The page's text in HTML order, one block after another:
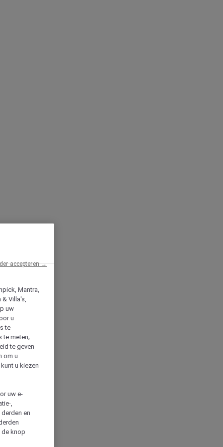
Mantra,
& Villa's,
uw
u
te
te meten;
te geven
om u
u kiezen
uw e-
,
en
de knop
accepteren →